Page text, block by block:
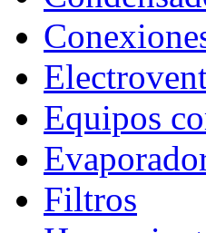
Equipos
Filtros